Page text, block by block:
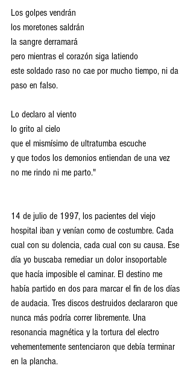
Los golpes vendrán
los moretones saldrán
la sangre derramará
pero mientras el corazón siga latiendo
este soldado raso no cae por mucho tiempo, ni da
paso en falso.
Lo declaro al viento
lo grito al cielo
que el mismísimo de ultratumba escuche
y que todos los demonios entiendan de una vez
no me rindo ni me parto."
14 de julio de 1997, los pacientes del viejo
hospital iban y venían como de costumbre. Cada
cual con su dolencia, cada cual con su causa. Ese
día yo buscaba remediar un dolor insoportable
que hacía imposible el caminar. El destino me
había partido en dos para marcar el fin de los días
de audacia. Tres discos destruidos declararon que
nunca más podría correr libremente. Una
resonancia magnética y la tortura del electro
vehementemente sentenciaron que debía terminar
en la plancha.